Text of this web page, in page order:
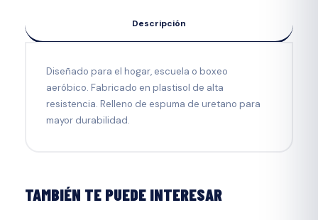
Descripción
Diseñado para el hogar, escuela o boxeo
aeróbico. Fabricado en plastisol de alta
resistencia. Relleno de espuma de uretano para
mayor durabilidad.
TAMBIÉN TE PUEDE INTERESAR